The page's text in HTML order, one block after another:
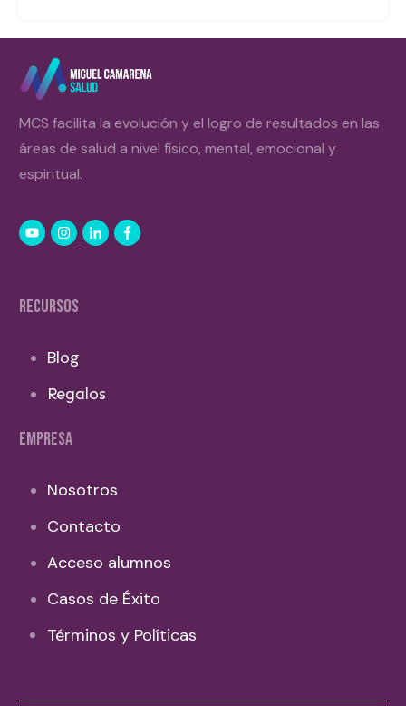
MCS facilita la evolución y el logro de resultados en las
áreas de salud a nivel físico, mental, emocional y
espiritual.
RECURSOS
Blog
Regalos
EMPRESA
Nosotros
Contacto
Acceso alumnos
Casos de Éxito
Términos y Políticas